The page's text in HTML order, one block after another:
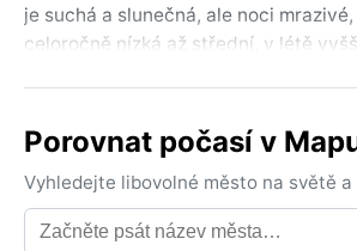
je suchá a slunečná, ale noci
celoročně nízká až střední, v létě
Zatímco Maputsoe nezasahují
Sníh napadne jen výjimečně, spíše
podmínky jsou ideálními měsíci říjen
Porovnat počasí v
Vyhledejte libovolné město na světě